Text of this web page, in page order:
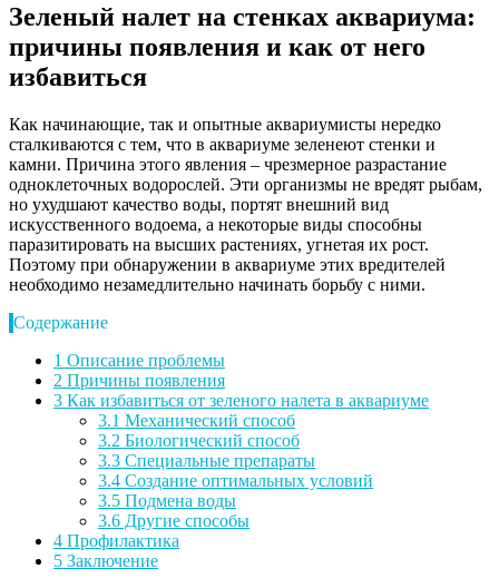
Зеленый налет на стенках аквариума:
причины появления и как от него
избавиться
Как начинающие, так и опытные аквариумисты нередко
сталкиваются с тем, что в аквариуме зеленеют стенки и
камни. Причина этого явления – чрезмерное разрастание
одноклеточных водорослей. Эти организмы не вредят рыбам,
но ухудшают качество воды, портят внешний вид
искусственного водоема, а некоторые виды способны
паразитировать на высших растениях, угнетая их рост.
Поэтому при обнаружении в аквариуме этих вредителей
необходимо незамедлительно начинать борьбу с ними.
Содержание
1 Описание проблемы
2 Причины появления
3 Как избавиться от зеленого налета в аквариуме
3.1 Механический способ
3.2 Биологический способ
3.3 Специальные препараты
3.4 Создание оптимальных условий
3.5 Подмена воды
3.6 Другие способы
4 Профилактика
5 Заключение